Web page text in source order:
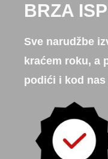
BRZA
Sve narudžbe
kraćem roku, a
podići i kod